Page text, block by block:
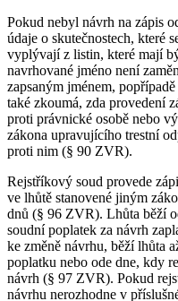
Pokud nebyl návrh na zápis
údaje o skutečnostech, které
vyplývají z listin, které mají
navrhované jméno není
zapsaným jménem,
také zkoumá, zda provedení
proti právnické osobě nebo
zákona upravujícího trestní
proti nim (§ 90 ZVR).
Rejstříkový soud provede
ve lhůtě stanovené jiným
dnů (§ 96 ZVR). Lhůta běží
soudní poplatek za návrh
ke změně návrhu, běží lhůta
poplatku nebo ode dne, kdy
návrh (§ 97 ZVR). Pokud
návrhu nerozhodne v